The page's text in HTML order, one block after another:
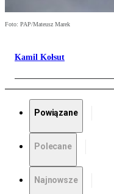
Foto: PAP/Mateusz Marek
Kamil Kołsut
Powiązane
Polecane
Najnowsze